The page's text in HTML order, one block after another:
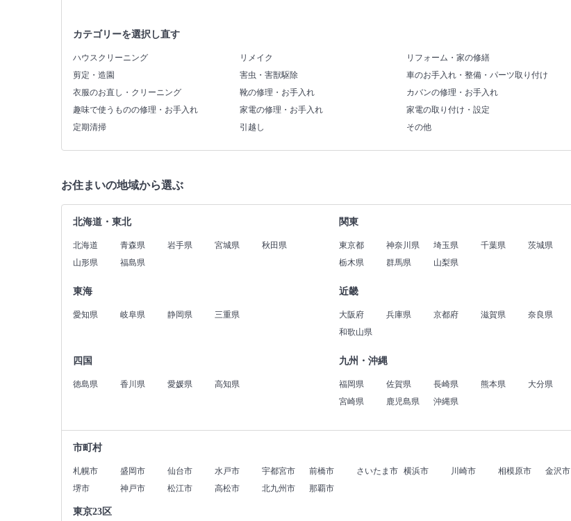
カテゴリーを選択し直す
ハウスクリーニング リメイク リフォーム・家の修繕
剪定・造園
害虫・害獣駆除 車のお手入れ・整備・パーツ取り付け
衣服のお直し・クリーニング
靴の修理・お手入れ カバンの修理・お手入れ
趣味で使うものの修理・お手入れ
家電の修理・お手入れ 家電の取り付け・設定
定期清掃
引越し その他
お住まいの地域から選ぶ
北海道・東北
北海道 青森県 岩手県 宮城県
秋田県
山形県
福島県
関東
東京都 神奈川県 埼玉県 千葉県
茨城県
栃木県
群馬県 山梨県
東海
愛知県 岐阜県 静岡県 三重県
近畿
大阪府 兵庫県 京都府 滋賀県
奈良県
和歌山県
四国
徳島県 香川県 愛媛県 高知県
九州・沖縄
福岡県 佐賀県 長崎県 熊本県
大分県
宮崎県
鹿児島県 沖縄県
市町村
札幌市 盛岡市 仙台市 水戸市 宇都宮市 前橋市 さいたま市 横浜市 川崎市 相模原市 金沢市
堺市
神戸市 松江市 高松市 北九州市 那覇市
東京23区